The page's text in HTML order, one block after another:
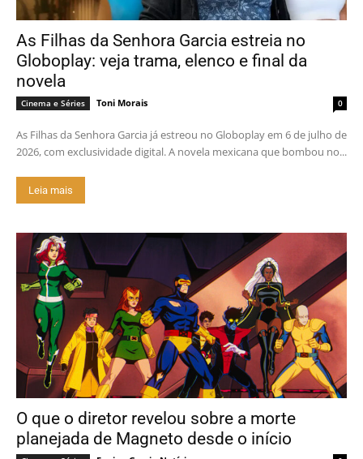
As Filhas da Senhora Garcia estreia no
Globoplay: veja trama, elenco e final da
novela
Cinema e Séries Toni Morais 0
As Filhas da Senhora Garcia já estreou no Globoplay em 6 de julho de
2026, com exclusividade digital. A novela mexicana que bombou no...
Leia mais
O que o diretor revelou sobre a morte
planejada de Magneto desde o início